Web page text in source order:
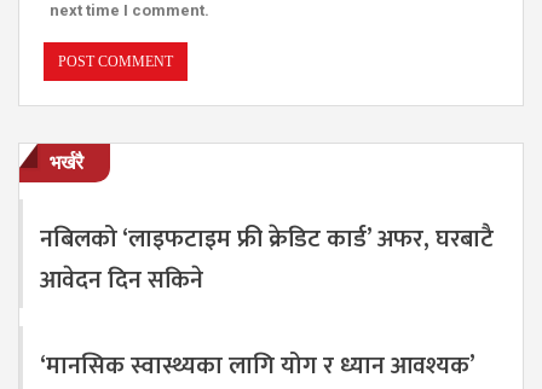
next time I comment.
भर्खरै
नबिलको ‘लाइफटाइम फ्री क्रेडिट कार्ड’ अफर, घरबाटै
आवेदन दिन सकिने
‘मानसिक स्वास्थ्यका लागि योग र ध्यान आवश्यक’